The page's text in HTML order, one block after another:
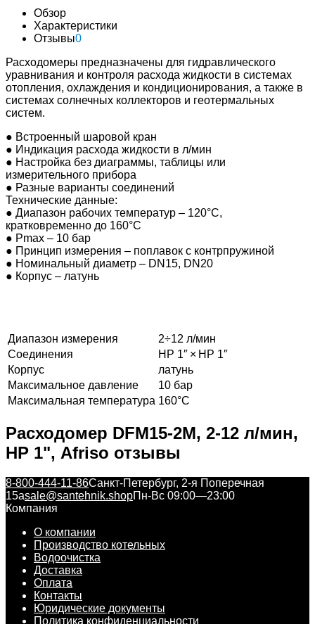
Обзор
Характеристики
Отзывы0
Расходомеры предназначены для гидравлического
уравнивания и контроля расхода жидкости в системах
отопления, охлаждения и кондиционирования, а также в
системах солнечных коллекторов и геотермальных
систем.
● Встроенный шаровой кран
● Индикация расхода жидкости в л/мин
● Настройка без диаграммы, таблицы или
измерительного прибора
● Разные варианты соединений
Технические данные:
● Диапазон рабочих температур – 120°С,
кратковременно до 160°С
● Pmax – 10 бар
● Принцип измерения – поплавок с контрпружиной
● Номинальный диаметр – DN15, DN20
● Корпус – латунь
Диапазон измерения
2÷12 л/мин
Соединения
НР 1″ × НР 1″
Корпус
латунь
Максимальное давление
10 бар
Максимальная температура 160°С
Расходомер DFM15-2М, 2-12 л/мин,
НР 1", Afriso отзывы
8-800-444-11-86Санкт-Петербург, 2-я Поперечная
15аsale@santehnik.shopПн-Вс 09:00—23:00
Компания
О компании
Производство котельных
Водоочистка
Доставка
Оплата
Контакты
Юридические документы
Политика конфиденциальности